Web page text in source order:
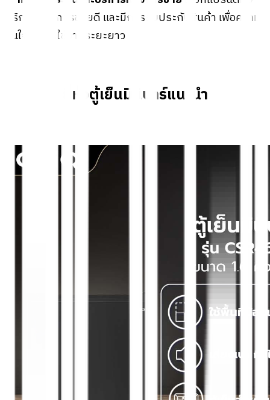
บริการหลังการขายดี และมีการรับประกันสินค้า เพื่อความ
มั่นใจในการใช้งานระยะยาว
ยี่ห้อตู้เย็นมินิบาร์แนะนำ